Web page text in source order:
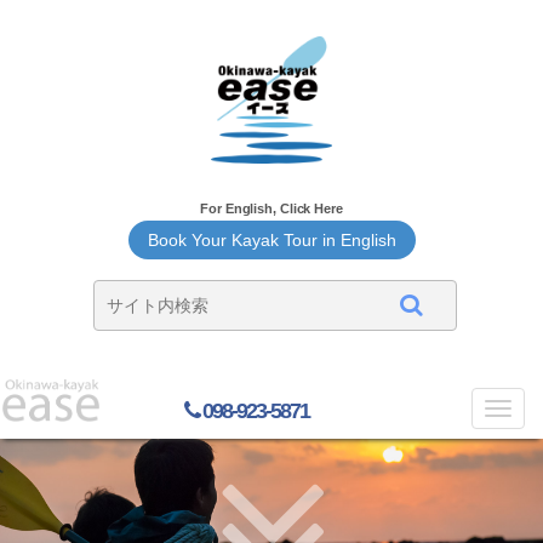
For English, Click Here
Book Your Kayak Tour in English
098-923-5871